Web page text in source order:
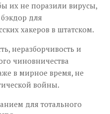
их не поразили вирусы,
для
хакеров в штатском.
неразборчивость и
чиновничества
в мирное время, не
войны.
для тотального